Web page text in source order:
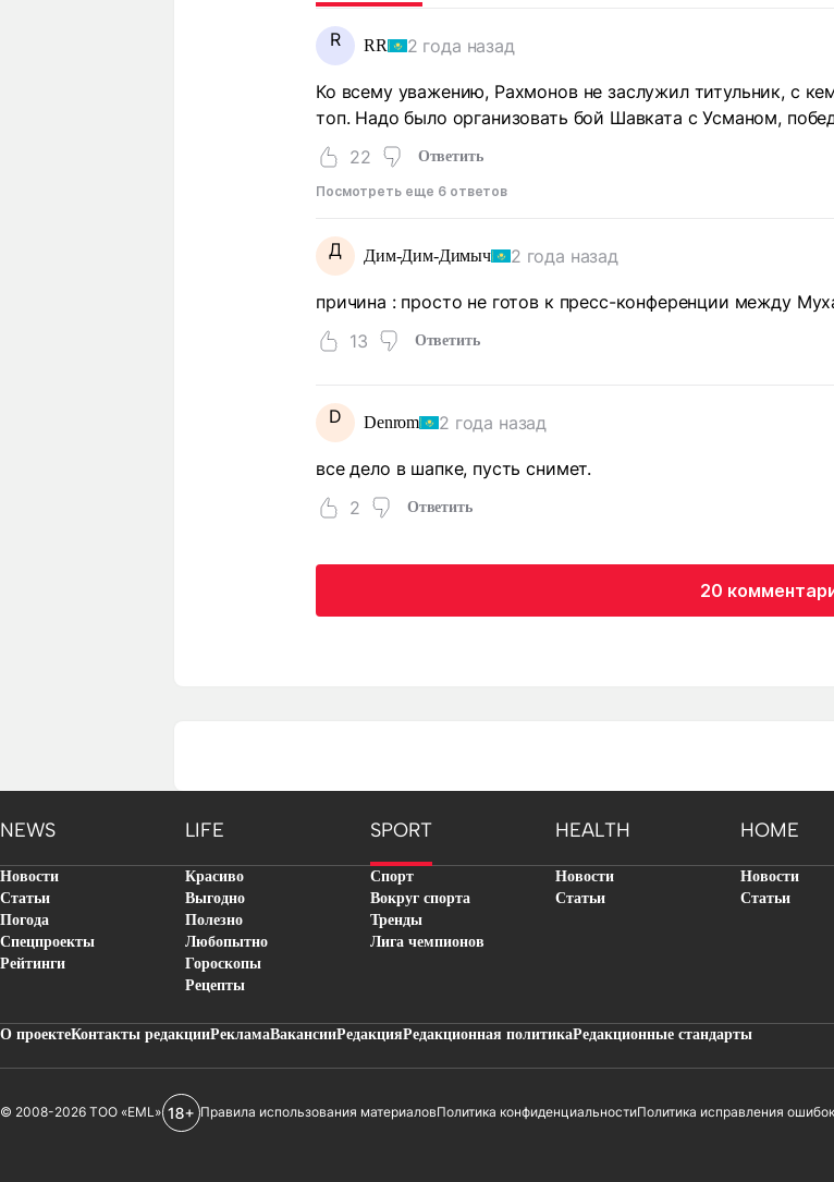
R RR 2 года назад
Ко всему уважению, Рахмонов не заслужил титульник, с
топ. Надо было организовать бой Шавката с Усманом,
22
Ответить
Посмотреть еще 6 ответов
Д Дим-Дим-Димыч 2 года назад
причина : просто не готов к пресс-конференции между
13
Ответить
D Denrom 2 года назад
все дело в шапке, пусть снимет.
2
Ответить
20
NEWS LIFE SPORT HEALTH HOME
Новости
Статьи
Погода
Спецпроекты
Рейтинги
Красиво
Выгодно
Полезно
Любопытно
Гороскопы
Рецепты
Спорт
Вокруг спорта
Тренды
Лига чемпионов
Новости
Статьи
Новости
Статьи
О проектеКонтакты редакцииРекламаВакансииРедакцияРедакционная политикаРедакционные стандарты
© 2008-2026 ТОО «EML» Правила использования материаловПолитика конфиденциальностиПолитика исправления ошибок